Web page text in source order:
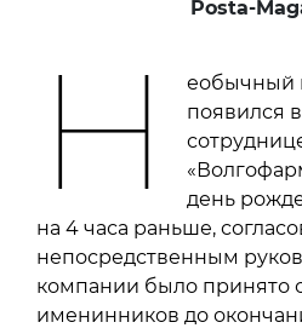
Posta-
Н
еобычный
появился
день
на 4 часа раньше,
непосредственным
компании было принято
именинников до